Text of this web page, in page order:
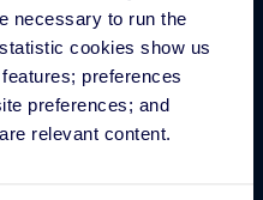
necessary to run the
cookies show us
preferences
preferences; and
relevant content.